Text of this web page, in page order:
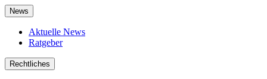
News
Aktuelle News
Ratgeber
Rechtliches